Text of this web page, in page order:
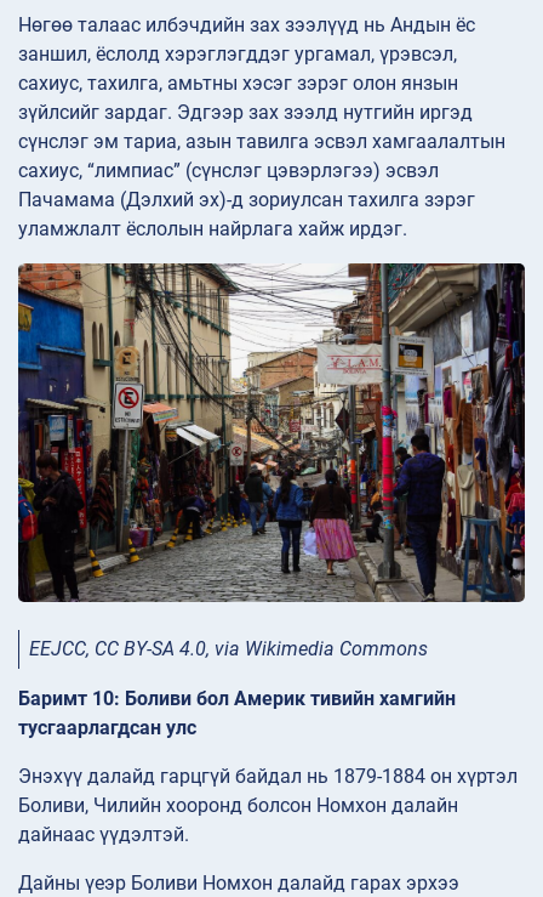
Нөгөө талаас илбэчдийн зах зээлүүд нь Андын ёс
заншил, ёслолд хэрэглэгддэг ургамал, үрэвсэл,
сахиус, тахилга, амьтны хэсэг зэрэг олон янзын
зүйлсийг зардаг. Эдгээр зах зээлд нутгийн иргэд
сүнслэг эм тариа, азын тавилга эсвэл хамгаалалтын
сахиус, “лимпиас” (сүнслэг цэвэрлэгээ) эсвэл
Пачамама (Дэлхий эх)-д зориулсан тахилга зэрэг
уламжлалт ёслолын найрлага хайж ирдэг.
EEJCC, CC BY-SA 4.0, via Wikimedia Commons
Баримт 10: Боливи бол Америк тивийн хамгийн
тусгаарлагдсан улс
Энэхүү далайд гарцгүй байдал нь 1879-1884 он хүртэл
Боливи, Чилийн хооронд болсон Номхон далайн
дайнаас үүдэлтэй.
Дайны үеэр Боливи Номхон далайд гарах эрхээ